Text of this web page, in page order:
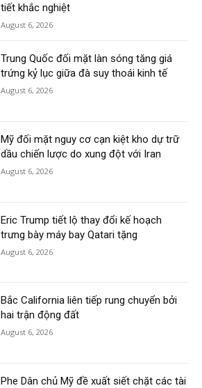
tiết khắc nghiệt
August 6, 2026
Trung Quốc đối mặt làn sóng tăng giá
trứng kỷ lục giữa đà suy thoái kinh tế
August 6, 2026
Mỹ đối mặt nguy cơ cạn kiệt kho dự trữ
dầu chiến lược do xung đột với Iran
August 6, 2026
Eric Trump tiết lộ thay đổi kế hoạch
trưng bày máy bay Qatari tặng
August 6, 2026
Bắc California liên tiếp rung chuyển bởi
hai trận động đất
August 6, 2026
Phe Dân chủ Mỹ đề xuất siết chặt các tài